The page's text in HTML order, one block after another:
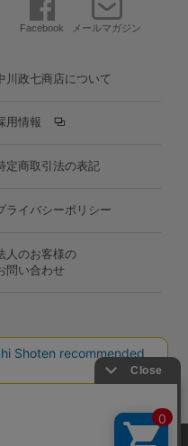
Facebook メールマガジン
川政七商店について
用情報
定商取引法の表記
ライバシーポリシー
人のお客様の
問い合わせ